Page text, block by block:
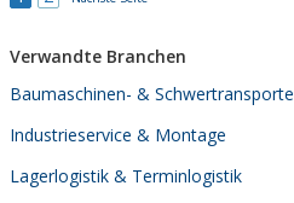
Verwandte Branchen
Baumaschinen- & Schwertransporte
Industrieservice & Montage
Lagerlogistik & Terminlogistik